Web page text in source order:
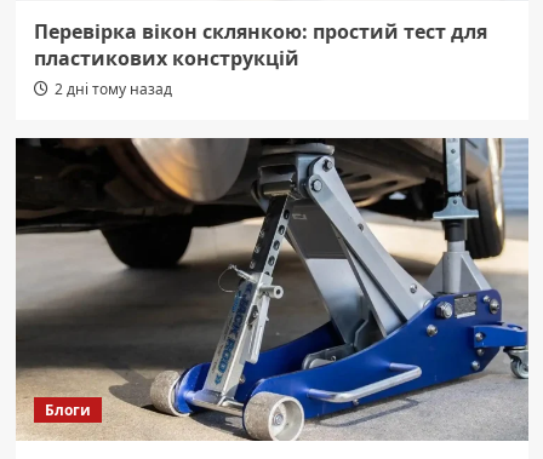
Перевірка вікон склянкою: простий тест для
пластикових конструкцій
2 дні тому назад
Блоги